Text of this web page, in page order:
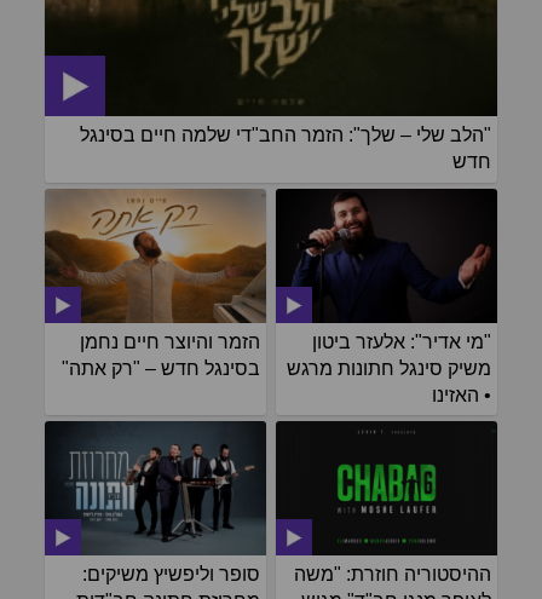
"הלב שלי – שלך": הזמר החב"די שלמה חיים בסינגל
חדש
הזמר והיוצר חיים נחמן
בסינגל חדש – "רק אתה"
"מי אדיר": אלעזר ביטון
משיק סינגל חתונות מרגש
• האזינו
סופר וליפשיץ משיקים:
ההיסטוריה חוזרת: "משה